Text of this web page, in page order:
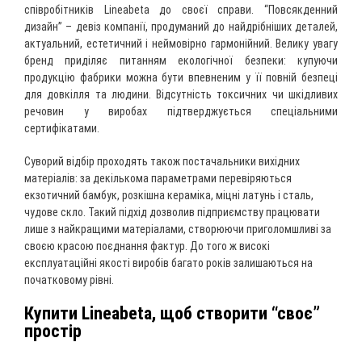
співробітників Lineabeta до своєї справи. “Повсякденний
дизайн” – девіз компанії, продуманий до найдрібніших деталей,
актуальний, естетичний і неймовірно гармонійний. Велику увагу
бренд приділяє питанням екологічної безпеки: купуючи
продукцію фабрики можна бути впевненим у її повній безпеці
для довкілля та людини. Відсутність токсичних чи шкідливих
речовин у виробах підтверджується спеціальними
сертифікатами.
Суворий відбір проходять також постачальники вихідних
матеріалів: за декількома параметрами перевіряються
екзотичний бамбук, розкішна кераміка, міцні латунь і сталь,
чудове скло. Такий підхід дозволив підприємству працювати
лише з найкращими матеріалами, створюючи приголомшливі за
своєю красою поєднання фактур. До того ж високі
експлуатаційні якості виробів багато років залишаються на
початковому рівні.
Купити Lineabeta, щоб створити “своє”
простір